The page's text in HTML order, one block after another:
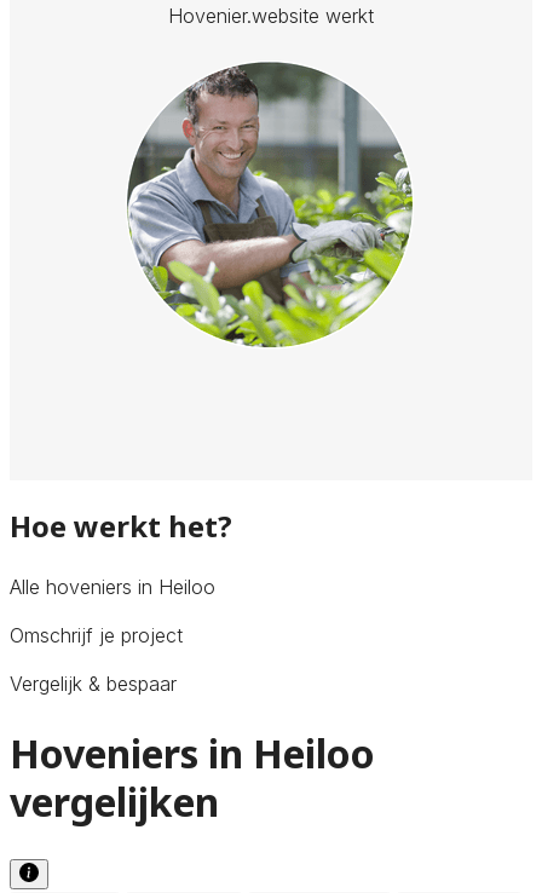
Hovenier.website werkt
Hoe werkt het?
Alle hoveniers in Heiloo
Omschrijf je project
Vergelijk & bespaar
Hoveniers in Heiloo
vergelijken